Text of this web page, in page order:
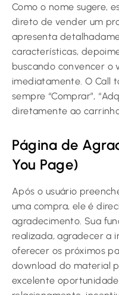
Como o nome sugere,
direto de vender um
apresenta
características,
buscando convencer o
imediatamente. O Call
sempre “Comprar”,
diretamente ao
Página de
You Page)
Após o usuário
uma compra, ele é
agradecimento. Sua
realizada, agradecer a
oferecer os próximos
download do material
excelente